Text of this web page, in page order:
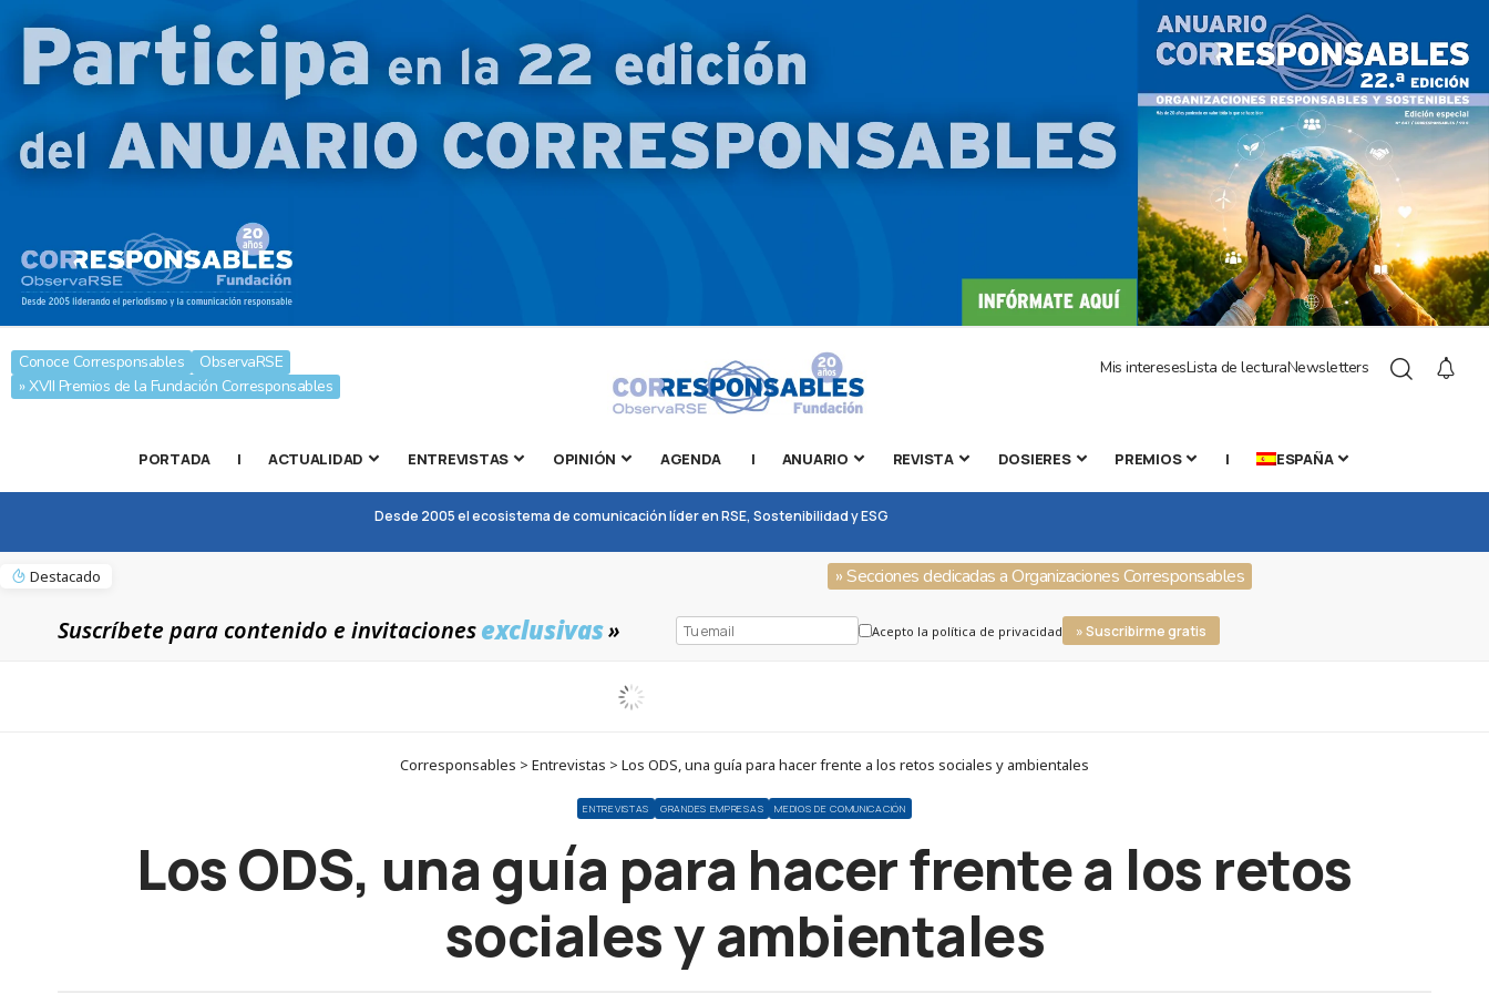
Conoce Corresponsables
ObservaRSE
» XVII Premios de la Fundación Corresponsables
Mis interesesLista de lecturaNewsletters
PORTADA | ACTUALIDAD ENTREVISTAS OPINIÓN AGENDA | ANUARIO REVISTA DOSIERES PREMIOS | ESPAÑA
Desde 2005 el ecosistema de comunicación líder en RSE, Sostenibilidad y ESG
Destacado » Secciones dedicadas a Organizaciones Corresponsables
Suscríbete para contenido e invitacionesexclusivas» Acepto la política de privacidad » Suscribirme gratis
Corresponsables > Entrevistas > Los ODS, una guía para hacer frente a los retos sociales y ambientales
ENTREVISTAS GRANDES EMPRESAS MEDIOS DE COMUNICACIÓN
Los ODS, una guía para hacer frente a los retos
sociales y ambientales